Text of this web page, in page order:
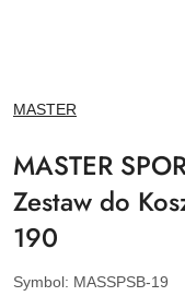
NAZWA
PRODUCENTA:
MASTER
MASTER
Zestaw do
190
Symbol: MASSPSB-19